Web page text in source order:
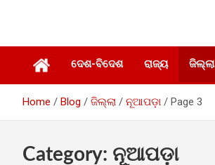
ଦେଶ-ବିଦେଶ ରାଜ୍ୟ ଜିଲ୍ଲା
Home Blog ଜିଲ୍ଲା ନୂଆପଡ଼ା Page 3
Category: ନୂଆପଡ଼ା